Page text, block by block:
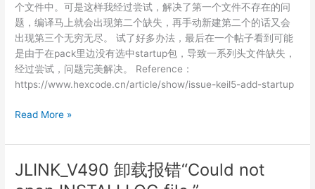
决
办
法
个文件中。可是这样我经过尝试，解决了第一个文件不存在的问
题，编译马上就会出现第二个缺失，再手动新建第二个的话又会
出现第三个无穷无尽。 试了好多办法，最后在一个帖子看到可能
是由于在pack里边没有选中startup包，导致一系列头文件缺失，
经过尝试，问题完美解决。 Reference：
https://www.hexcode.cn/article/show/issue-keil5-add-startup
“stm32f10x_conf.h”:
such
or
Read More »
JLINK_V490 卸载报错“Could not